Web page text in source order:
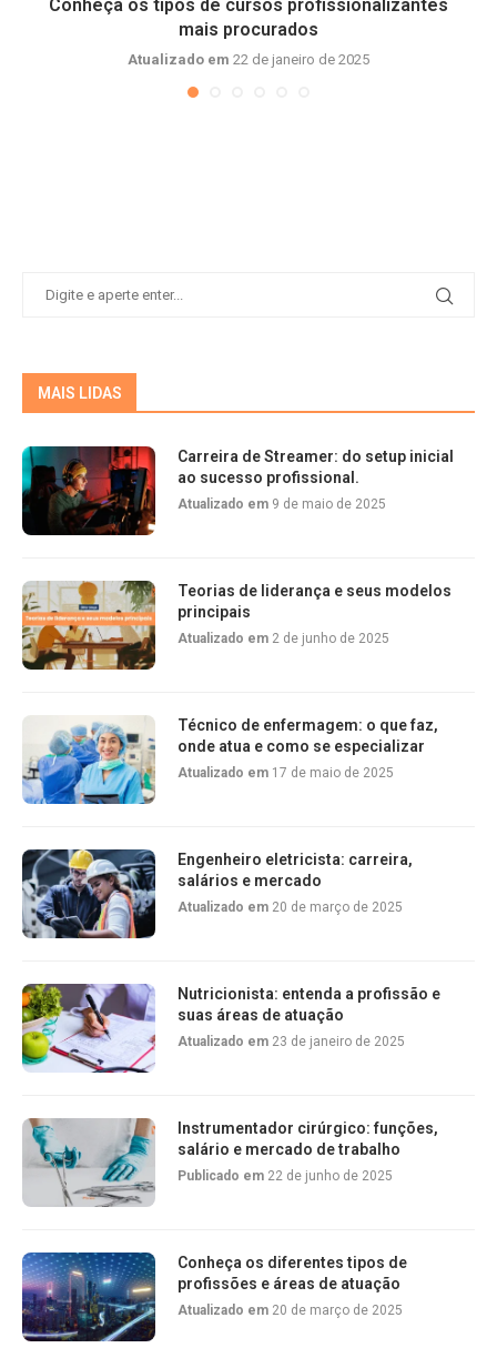
Conheça os tipos de cursos profissionalizantes
mais procurados
Atualizado em 22 de janeiro de 2025
MAIS LIDAS
Carreira de Streamer: do setup inicial
ao sucesso profissional.
Atualizado em 9 de maio de 2025
Teorias de liderança e seus modelos
principais
Atualizado em 2 de junho de 2025
Técnico de enfermagem: o que faz,
onde atua e como se especializar
Atualizado em 17 de maio de 2025
Engenheiro eletricista: carreira,
salários e mercado
Atualizado em 20 de março de 2025
Nutricionista: entenda a profissão e
suas áreas de atuação
Atualizado em 23 de janeiro de 2025
Instrumentador cirúrgico: funções,
salário e mercado de trabalho
Publicado em 22 de junho de 2025
Conheça os diferentes tipos de
profissões e áreas de atuação
Atualizado em 20 de março de 2025